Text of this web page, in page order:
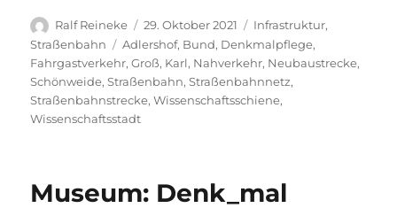
Autor
Ralf Reineke
Veröffentlicht
am
29. Oktober 2021 Kategorien
Infrastruktur,
Straßenbahn
Schlagwörter
Adlershof, Bund, Denkmalpflege,
Fahrgastverkehr,Groß, Karl, Nahverkehr, Neubaustrecke,
Schönweide,Straßenbahn,Straßenbahnnetz,
Straßenbahnstrecke,Wissenschaftsschiene,
Wissenschaftsstadt
Museum: Denk_mal